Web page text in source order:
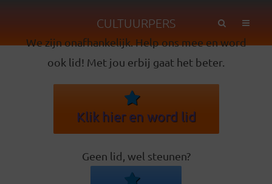
CULTUURPERS
We zijn onafhankelijk. Help ons mee en word
ook lid! Met jou erbij gaat het beter.
Klik hier en word lid
Geen lid, wel steunen?